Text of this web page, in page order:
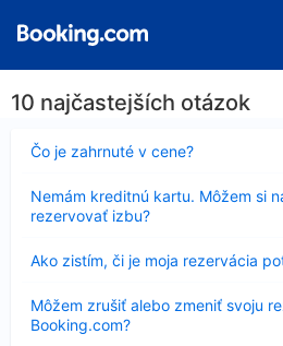
10 najčastejších otázok
Čo je zahrnuté v cene?
Nezobrazuje
sa
Nemám kreditnú kartu. Môžem si
rezervovať izbu?
sa
Ako zistím, či je moja rezervácia
sa
Môžem zrušiť alebo zmeniť svoju
Booking.com?
sa